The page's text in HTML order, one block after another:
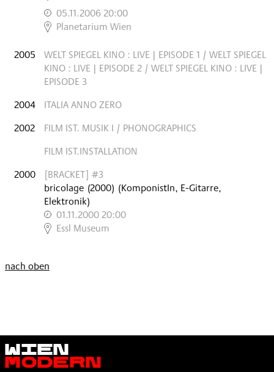
05.11.2006 20:00
,
Planetarium Wien
2005
WELT SPIEGEL KINO : LIVE | EPISODE 1 / WELT SPIEGEL
KINO : LIVE | EPISODE 2 / WELT SPIEGEL KINO : LIVE |
EPISODE 3
2004
ITALIA ANNO ZERO
2002
FILM IST. MUSIK I / PHONOGRAPHICS
FILM IST.INSTALLATION
2000
[BRACKET] #3
bricolage (2000) (KomponistIn, E-Gitarre,
Elektronik)
01.11.2000 20:00
,
Essl Museum
nach oben
Wien
Modern